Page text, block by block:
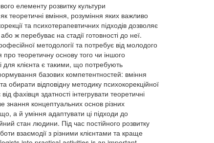
елементу розвитку культури
теоретичні вміння, розуміння яких важливо
та психотерапевтичних підходів дозволяє
ж перебуває на стадії готовності до неї.
методології та потребує від молодого
про теоретичну основу того чи іншого
для клієнта є такими, що потребують
базових компетентностей: вміння
обирати відповідну методику психокорекційної
фахівця здатності інтегрувати теоретичні
концептуальних основ різних
а й уміння адаптувати ці підходи до
стан людини. Під час постійного розвитку
взаємодії з різними клієнтами та краще